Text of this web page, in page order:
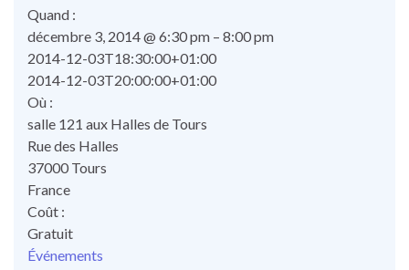
Quand :
décembre 3, 2014 @ 6:30 pm – 8:00 pm
2014-12-03T18:30:00+01:00
2014-12-03T20:00:00+01:00
Où :
salle 121 aux Halles de Tours
Rue des Halles
37000 Tours
France
Coût :
Gratuit
Événements